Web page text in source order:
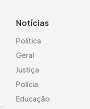
Notícias
Política
Geral
Justiça
Polícia
Educação